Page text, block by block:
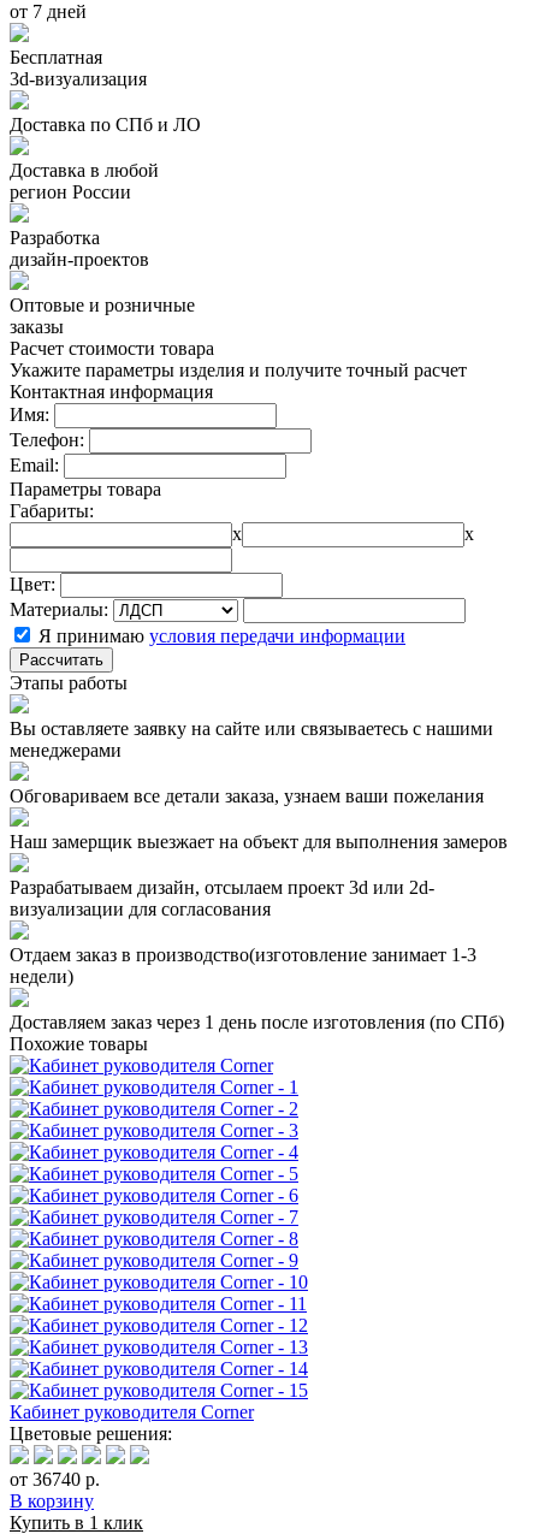
от 7 дней
Бесплатная
3d-визуализация
Доставка по СПб и ЛО
Доставка в любой
регион России
Разработка
дизайн-проектов
Оптовые и розничные
заказы
Расчет стоимости товара
Укажите параметры изделия и получите точный расчет
Контактная информация
Имя:
Телефон:
Email:
Параметры товара
Габариты:
x
x
Цвет:
Материалы:
Я принимаю условия передачи информации
Рассчитать
Этапы работы
Вы оставляете заявку на сайте или связываетесь с нашими
менеджерами
Обговариваем все детали заказа, узнаем ваши пожелания
Наш замерщик выезжает на объект для выполнения замеров
Разрабатываем дизайн, отсылаем проект 3d или 2d-
визуализации для согласования
Отдаем заказ в производство(изготовление занимает 1-3
недели)
Доставляем заказ через 1 день после изготовления (по СПб)
Похожие товары
Кабинет руководителя Corner
Цветовые решения:
от 36740 р.
В корзину
Купить в 1 клик